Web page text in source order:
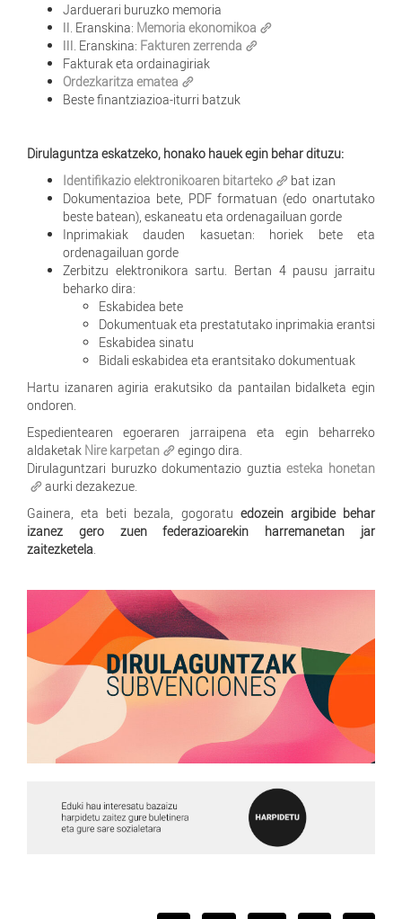
Jarduerari buruzko memoria
II. Eranskina: Memoria ekonomikoa
III. Eranskina: Fakturen zerrenda
Fakturak eta ordainagiriak
Ordezkaritza ematea
Beste finantziazioa-iturri batzuk
Dirulaguntza eskatzeko, honako hauek egin behar dituzu:
Identifikazio elektronikoaren bitarteko
bat izan
Dokumentazioa bete, PDF formatuan (edo onartutako
beste batean), eskaneatu eta ordenagailuan gorde
Inprimakiak dauden kasuetan: horiek bete eta
ordenagailuan gorde
Zerbitzu elektronikora sartu. Bertan 4 pausu jarraitu
beharko dira:
Eskabidea bete
Dokumentuak eta prestatutako inprimakia erantsi
Eskabidea sinatu
Bidali eskabidea eta erantsitako dokumentuak
Hartu izanaren agiria erakutsiko da pantailan bidalketa egin
ondoren.
Espedientearen egoeraren jarraipena eta egin beharreko
aldaketak Nire karpetan
egingo dira.
Dirulaguntzari buruzko dokumentazio guztiaesteka honetan
aurki dezakezue.
Gainera, eta beti bezala, gogoratu edozein argibide behar
izanez gero zuen federazioarekin harremanetan jar
zaitezketela.